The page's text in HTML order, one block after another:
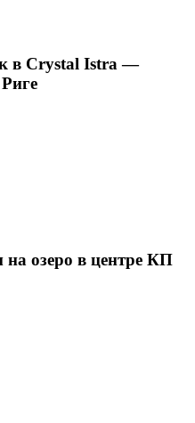
в Crystal Istra —
озеро в центре КП